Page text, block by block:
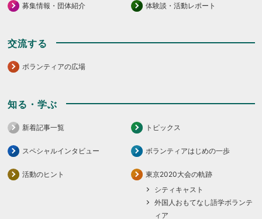
募集情報・団体紹介 体験談・活動レポート
交流する
ボランティアの広場
知る・学ぶ
新着記事一覧 トピックス
スペシャルインタビュー ボランティアはじめの一歩
活動のヒント
東京2020大会の軌跡
シティキャスト
外国人おもてなし語学ボランテ
ィア